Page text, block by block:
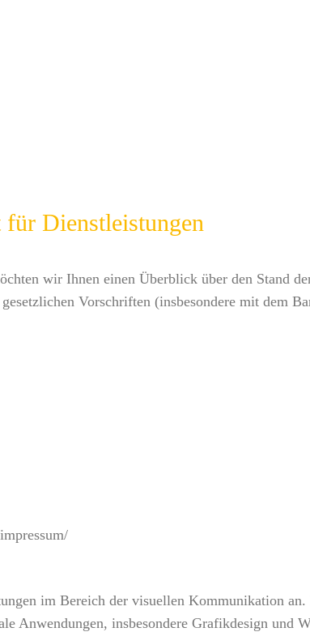
Dienstleistungen
wir Ihnen einen Überblick über den Stand
Vorschriften (insbesondere mit dem
im Bereich der visuellen Kommunikation
Anwendungen, insbesondere Grafikdesign und